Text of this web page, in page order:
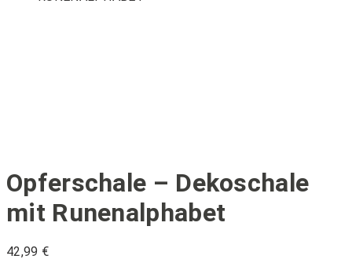
Opferschale – Dekoschale
mit Runenalphabet
42,99 €